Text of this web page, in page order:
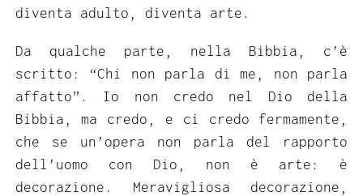
diventa adulto, diventa arte.
Da qualche parte, nella Bibbia, c’è
scritto: “Chi non parla di me, non parla
affatto”. Io non credo nel Dio della
Bibbia, ma credo, e ci credo fermamente,
che se un’opera non parla del rapporto
dell’uomo con Dio, non è arte: è
decorazione. Meravigliosa decorazione,